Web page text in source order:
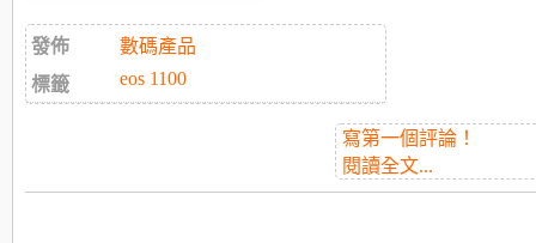
發佈
數碼產品
標籤
eos 1100
寫第一個評論！
閱讀全文...